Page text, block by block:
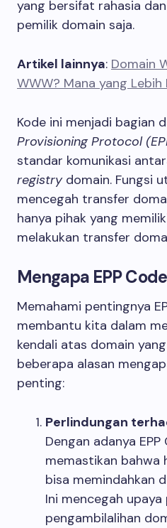
yang bersifat rahasia
pemilik domain saja.
Artikel lainnya: Domain
WWW? Mana yang Lebih
Kode ini menjadi bagian
Provisioning Protocol
standar komunikasi
registrydomain. Fungsi
mencegah transfer
hanya pihak yang
melakukan transfer
Mengapa EPP
Memahami pentingnya
membantu kita dalam
kendali atas domain
beberapa alasan
penting:
Perlindungan
Dengan adanya
memastikan bahwa
bisa memindahkan
Ini mencegah
pengambilalihan